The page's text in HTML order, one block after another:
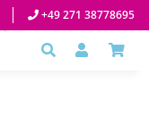
+49 271 38778695